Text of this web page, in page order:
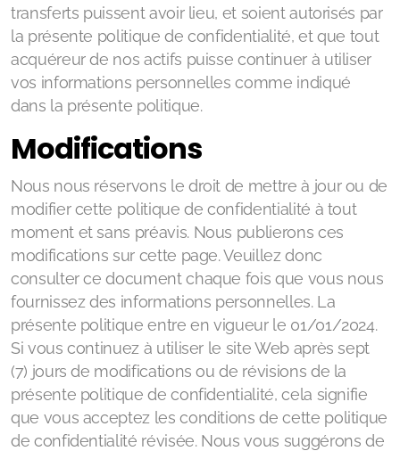
transferts puissent avoir lieu, et soient autorisés par
la présente politique de confidentialité, et que tout
acquéreur de nos actifs puisse continuer à utiliser
vos informations personnelles comme indiqué
dans la présente politique.
Modifications
Nous nous réservons le droit de mettre à jour ou de
modifier cette politique de confidentialité à tout
moment et sans préavis. Nous publierons ces
modifications sur cette page. Veuillez donc
consulter ce document chaque fois que vous nous
fournissez des informations personnelles. La
présente politique entre en vigueur le 01/01/2024.
Si vous continuez à utiliser le site Web après sept
(7) jours de modifications ou de révisions de la
présente politique de confidentialité, cela signifie
que vous acceptez les conditions de cette politique
de confidentialité révisée. Nous vous suggérons de